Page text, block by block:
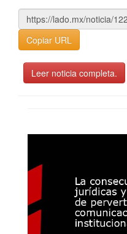
Copiar URL
Leer noticia completa.